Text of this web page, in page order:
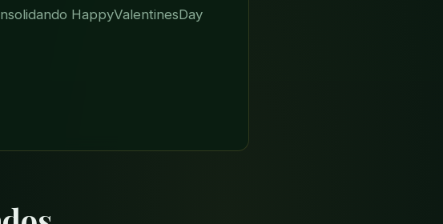
HappyValentinesDay